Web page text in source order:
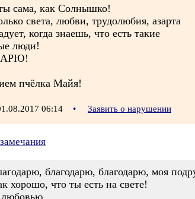
сама, как Солнышко!
света, любви, трудолюбия, азарта
когда знаешь, что есть такие
люди!
пчёлка Майя!
06:14 • Заявить о нарушении
благодарю, благодарю, моя
хорошо, что ты есть на свете!